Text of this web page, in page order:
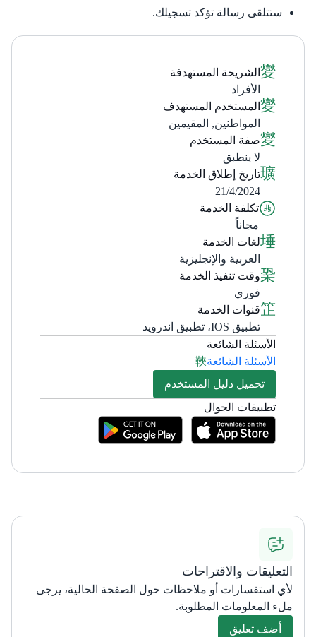
ستتلقى رسالة تؤكد تسجيلك.
الشريحة المستهدفة
الأفراد
المستخدم المستهدف
المواطنين, المقيمين
صفة المستخدم
لا ينطبق
تاريخ إطلاق الخدمة
21/4/2024
تكلفة الخدمة
مجاناً
لغات الخدمة
العربية والإنجليزية
وقت تنفيذ الخدمة
فوري
قنوات الخدمة
تطبيق IOS، تطبيق اندرويد
الأسئلة الشائعة
الأسئلة الشائعة
تحميل دليل المستخدم
تطبيقات الجوال
التعليقات والاقتراحات
لأي استفسارات أو ملاحظات حول الصفحة الحالية، يرجى
ملء المعلومات المطلوبة.
أضف تعليق